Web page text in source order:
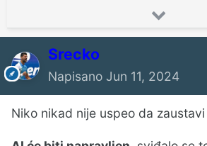
Srecko
Napisano Jun 11, 2024
Niko nikad nije uspeo da